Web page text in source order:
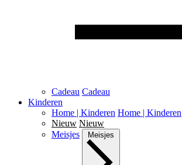
Cadeau Cadeau
Kinderen
Home | Kinderen Home | Kinderen
Nieuw Nieuw
Meisjes
Meisjes